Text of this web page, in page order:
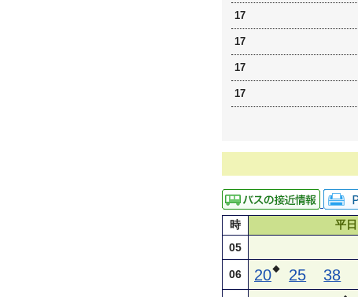
17
17
17
17
時 平日
05
06 20◆ 25 38